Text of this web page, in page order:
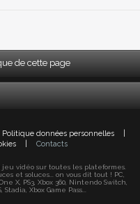
de cette page
Politique données personnelles
Contacts
vidéo sur toutes les plateformes.
et soluces... on vous dit tout ! PC,
X, PS3, Xbox 360, Nintendo Switch,
Xbox Game Pass...